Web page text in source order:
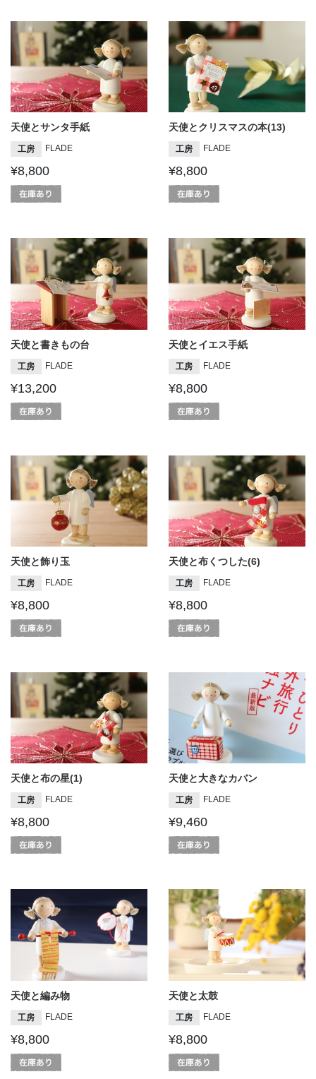
天使とサンタ手紙
工房 FLADE
¥8,800
天使とクリスマスの本(13)
工房 FLADE
¥8,800
天使と書きもの台
工房 FLADE
¥13,200
天使とイエス手紙
工房 FLADE
¥8,800
天使と飾り玉
工房 FLADE
¥8,800
天使と布くつした(6)
工房 FLADE
¥8,800
天使と布の星(1)
工房 FLADE
¥8,800
天使と大きなカバン
工房 FLADE
¥9,460
天使と編み物
工房 FLADE
¥8,800
天使と太鼓
工房 FLADE
¥8,800